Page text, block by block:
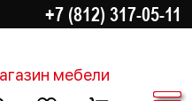
+7 (812) 317-05-11
мебели